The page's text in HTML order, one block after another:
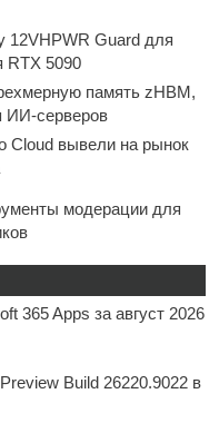
12VHPWR Guard для
RTX 5090
память zHBM,
ИИ-серверов
Cloud вывели на рынок
модерации для
365 Apps за август 2026
Build 26220.9022 в